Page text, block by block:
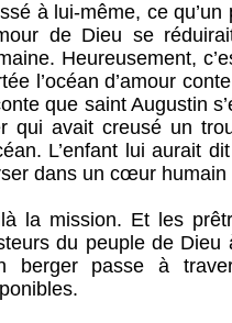
à lui-même, ce
de Dieu se
Heureusement,
l’océan d’amour
que saint Augustin
qui avait creusé un
L’enfant lui aurait
dans un cœur humain
la mission. Et les
du peuple de
berger passe à